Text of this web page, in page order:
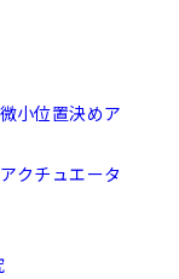
小位置決めア
クチュエータ